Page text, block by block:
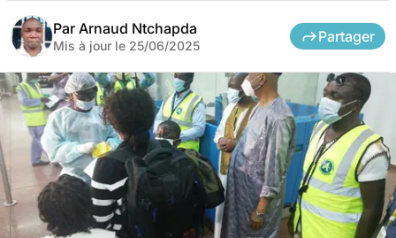
Par Arnaud Ntchapda
Mis à jour le 25/06/2025
Partager